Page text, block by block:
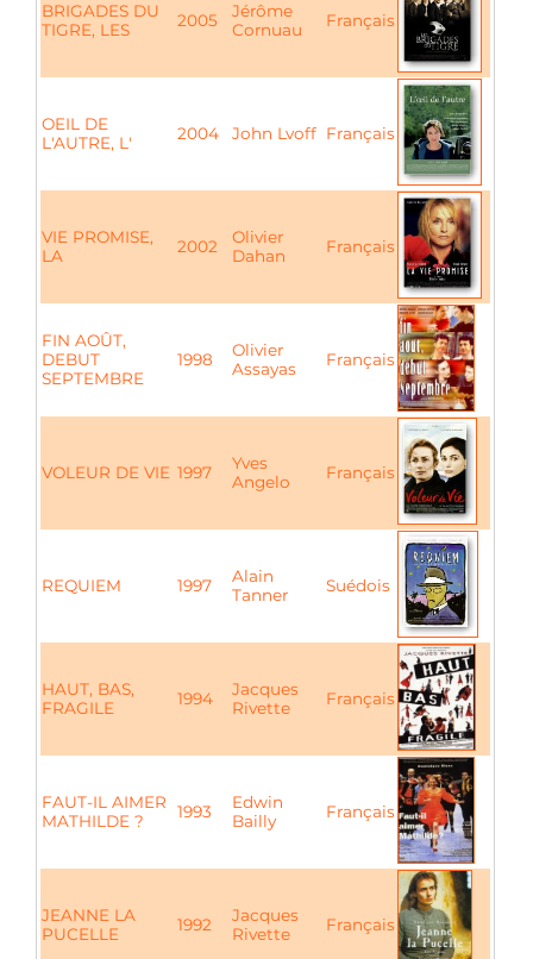
BRIGADES DU
TIGRE, LES
2005
Jérôme
Cornuau
Français
OEIL DE
L'AUTRE, L'
2004 John Lvoff Français
VIE PROMISE,
LA
2002
Olivier
Dahan
Français
FIN AOÛT,
DEBUT
SEPTEMBRE
1998
Olivier
Assayas
Français
VOLEUR DE VIE 1997
Yves
Angelo
Français
REQUIEM 1997
Alain
Tanner
Suédois
HAUT, BAS,
FRAGILE
1994
Jacques
Rivette
Français
FAUT-IL AIMER
MATHILDE ?
1993
Edwin
Bailly
Français
JEANNE LA
PUCELLE
1992
Jacques
Rivette
Français